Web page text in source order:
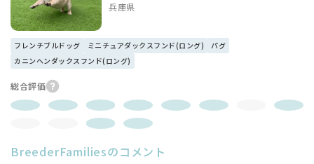
兵庫県
フレンチブルドッグ ミニチュアダックスフンド(ロング)
パグ
カニンヘンダックスフンド(ロング)
総合評価
BreederFamiliesのコメント